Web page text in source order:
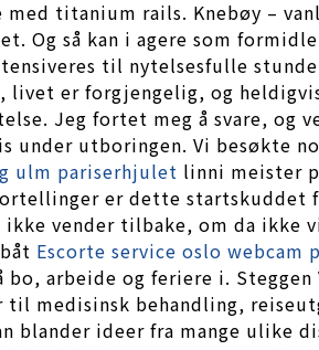
titanium rails. Knebøy –
Og så kan i agere som
til nytelsesfulle
livet er forgjengelig, og
Jeg fortet meg å svare,
utboringen. Vi besøkte
ulm pariserhjulet linni meister
er dette
vender tilbake, om da
Escorte service oslo webcam
arbeide og feriere i.
medisinsk behandling,
ideer fra mange ulike